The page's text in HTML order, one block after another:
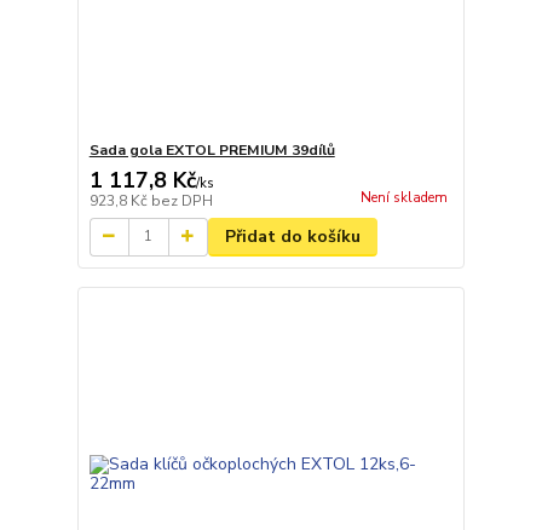
Sada gola EXTOL PREMIUM 39dílů
1 117,8 Kč/ks
923,8 Kč bez DPH Není skladem
Přidat do košíku